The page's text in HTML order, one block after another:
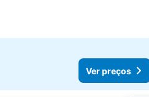
Ver preços